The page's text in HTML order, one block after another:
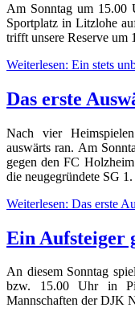
Am Sonntag um 15.00
Sportplatz in Litzlohe
trifft unsere Reserve
Weiterlesen: Ein stets
Das erste
Nach vier
auswärts ran. Am
gegen den FC
die neugegründete SG
Weiterlesen: Das erste
Ein Aufsteiger
An diesem Sonntag
bzw. 15.00 Uhr in
Mannschaften der DJK